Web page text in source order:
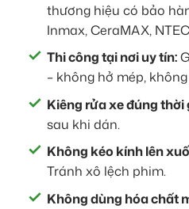
thương hiệu có bảo
Inmax, CeraMAX,
Thi công tại nơi uy tín:
– không hở mép,
Kiêng rửa xe đúng thời
sau khi dán.
Không kéo kính lên
Tránh xô lệch phim.
Không dùng hóa chất